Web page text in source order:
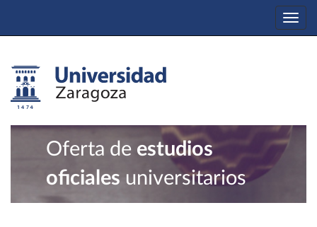
Oferta de estudios
oficiales universitarios